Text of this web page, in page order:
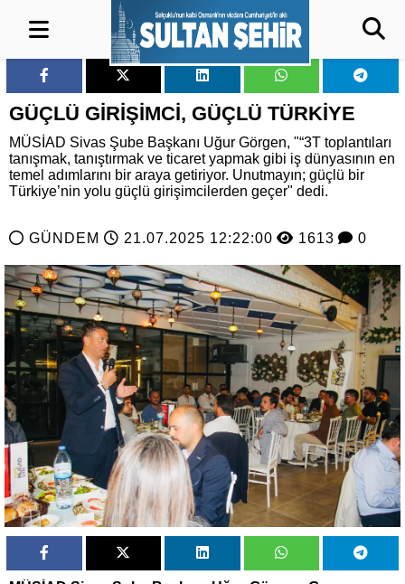
GÜÇLÜ GİRİŞİMCİ, GÜÇLÜ TÜRKİYE
MÜSİAD Sivas Şube Başkanı Uğur Görgen, "“3T toplantıları
tanışmak, tanıştırmak ve ticaret yapmak gibi iş dünyasının en
temel adımlarını bir araya getiriyor. Unutmayın; güçlü bir
Türkiye’nin yolu güçlü girişimcilerden geçer" dedi.
GÜNDEM 21.07.2025 12:22:00 1613 0